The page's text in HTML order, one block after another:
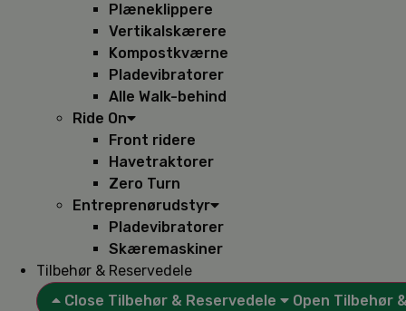
Plæneklippere
Vertikalskærere
Kompostkværne
Pladevibratorer
Alle Walk-behind
Ride On
Front ridere
Havetraktorer
Zero Turn
Entreprenørudstyr
Pladevibratorer
Skæremaskiner
Tilbehør & Reservedele
Close Tilbehør & Reservedele
Open Tilbehør